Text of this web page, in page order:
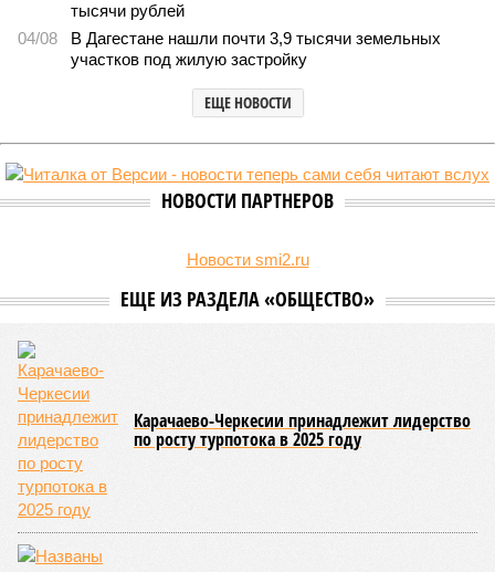
тысячи рублей
04/08
В Дагестане нашли почти 3,9 тысячи земельных
участков под жилую застройку
ЕЩЕ НОВОСТИ
НОВОСТИ ПАРТНЕРОВ
Новости smi2.ru
ЕЩЕ ИЗ РАЗДЕЛА «ОБЩЕСТВО»
Карачаево-Черкесии принадлежит лидерство
по росту турпотока в 2025 году